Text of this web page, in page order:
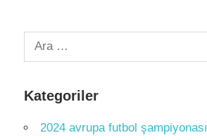
Arama:
Kategoriler
2024 avrupa futbol şampiyonası